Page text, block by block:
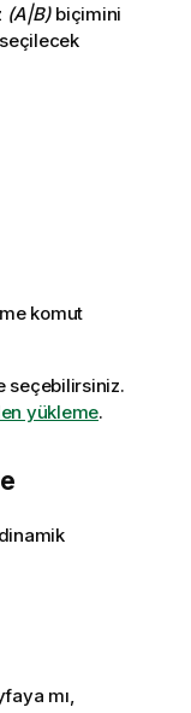
(A|B)biçimini
komut
seçebilirsiniz.
yükleme.
mı,